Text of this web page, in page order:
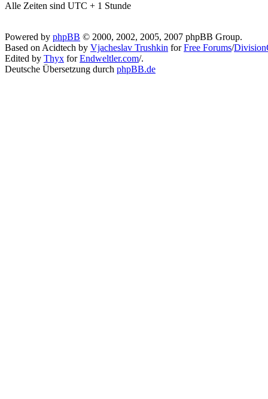
Alle Zeiten sind UTC + 1 Stunde
Powered by phpBB © 2000, 2002, 2005, 2007 phpBB Group.
Based on Acidtech by Vjacheslav Trushkin forFree Forums/
Edited by Thyx forEndweltler.com/.
Deutsche Übersetzung durch phpBB.de